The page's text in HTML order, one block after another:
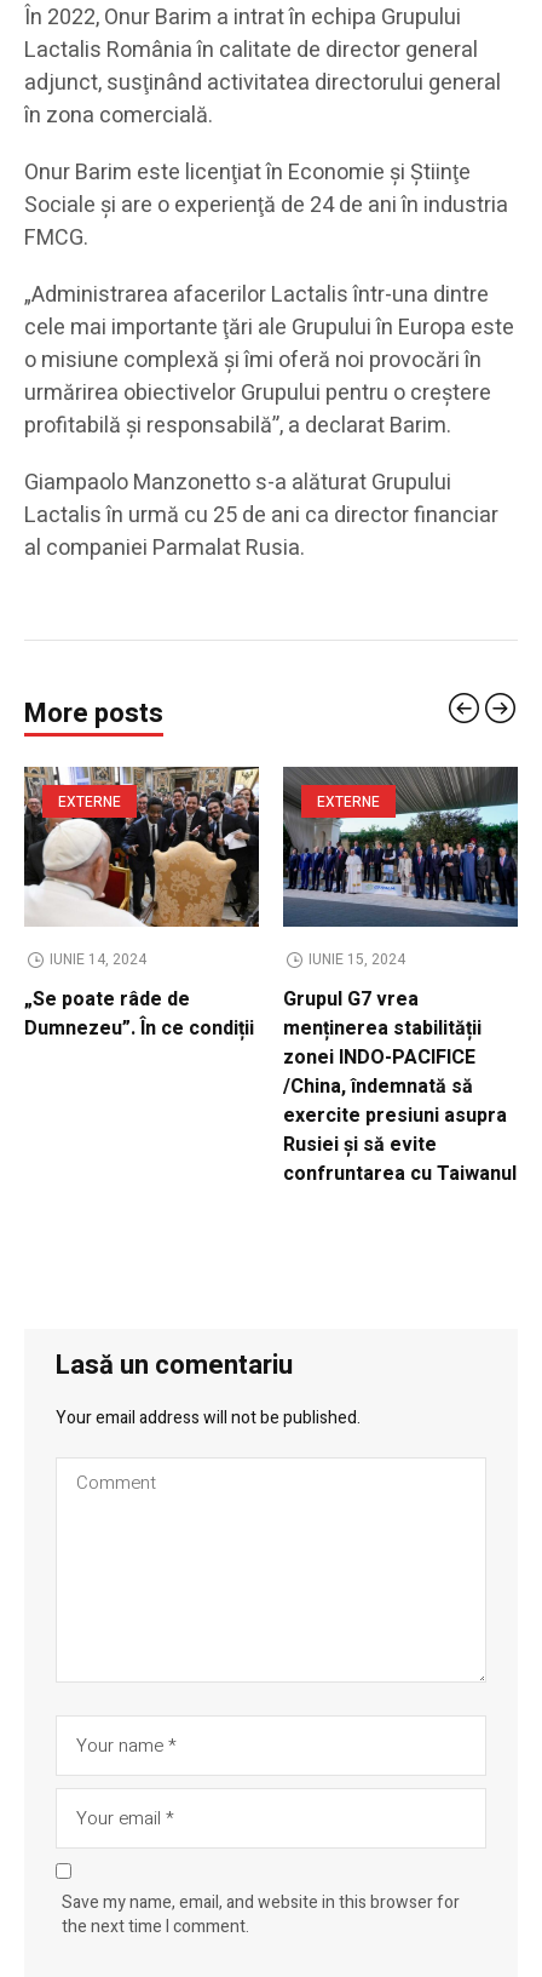
În 2022, Onur Barim a intrat în echipa Grupului
Lactalis România în calitate de director general
adjunct, susţinând activitatea directorului general
în zona comercială.
Onur Barim este licenţiat în Economie şi Ştiinţe
Sociale şi are o experienţă de 24 de ani în industria
FMCG.
„Administrarea afacerilor Lactalis într-una dintre
cele mai importante ţări ale Grupului în Europa este
o misiune complexă şi îmi oferă noi provocări în
urmărirea obiectivelor Grupului pentru o creştere
profitabilă şi responsabilă”, a declarat Barim.
Giampaolo Manzonetto s-a alăturat Grupului
Lactalis în urmă cu 25 de ani ca director financiar
al companiei Parmalat Rusia.
More posts
EXTERNE
IUNIE 14, 2024
„Se poate râde de
Dumnezeu”. În ce condiții
EXTERNE
IUNIE 15, 2024
Grupul G7 vrea
menținerea stabilității
zonei INDO-PACIFICE
/China, îndemnată să
exercite presiuni asupra
Rusiei și să evite
confruntarea cu Taiwanul
Lasă un comentariu
Your email address will not be published.
Save my name, email, and website in this browser for
the next time I comment.